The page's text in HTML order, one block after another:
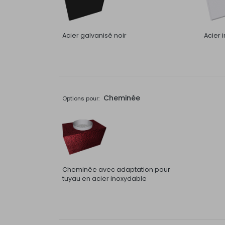
Acier galvanisé noir Acier
Options pour: Cheminée
Cheminée avec adaptation pour
tuyau en acier inoxydable